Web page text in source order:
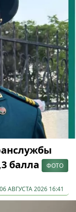
балла
ФОТО
06 АВГУСТА 2026 16:41